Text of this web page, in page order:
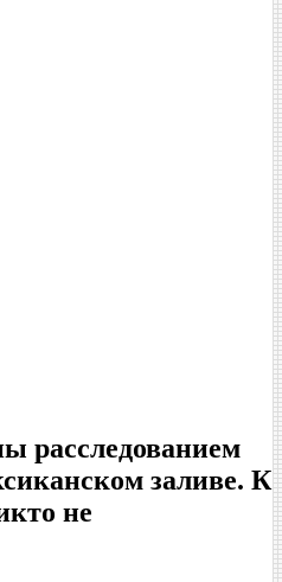
расследованием
заливе. К
не